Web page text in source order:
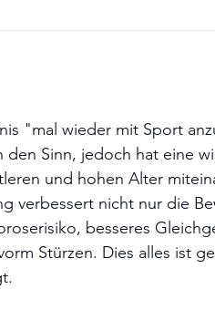
"mal wieder mit Sport
Sinn, jedoch hat eine
und hohen Alter
verbessert nicht nur die
besseres
Stürzen. Dies alles ist